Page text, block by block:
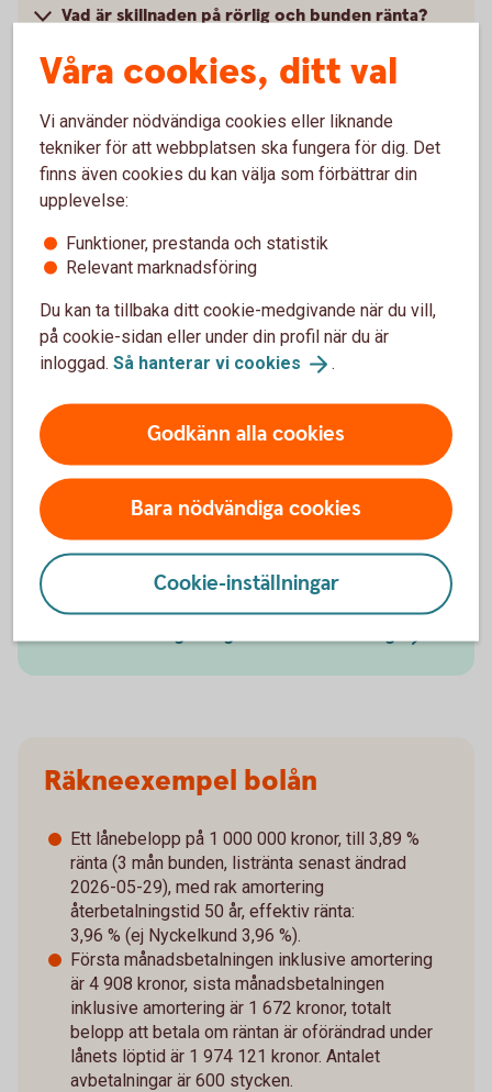
Vad är skillnaden på rörlig och bunden ränta?
Vad betyder bindningstid på bolån?
Vad är effektiv ränta?
Kontakta oss
Prata bolån med oss
Boka tid för rådgivningsmöte
Räkneexempel bolån
Ett lånebelopp på 1 000 000 kronor, till 3,89 %
ränta (3 mån bunden, listränta senast ändrad
2026-05-29), med rak amortering
återbetalningstid 50 år, effektiv ränta:
3,96 % (ej Nyckelkund 3,96 %).
Första månadsbetalningen inklusive amortering
är 4 908 kronor, sista månadsbetalningen
inklusive amortering är 1 672 kronor, totalt
belopp att betala om räntan är oförändrad under
lånets löptid är 1 974 121 kronor. Antalet
avbetalningar är 600 stycken.
Våra cookies, ditt val
Vi använder nödvändiga cookies eller liknande
tekniker för att webbplatsen ska fungera för dig. Det
finns även cookies du kan välja som förbättrar din
upplevelse:
Funktioner, prestanda och statistik
Relevant marknadsföring
Du kan ta tillbaka ditt cookie-medgivande när du vill,
på cookie-sidan eller under din profil när du är
inloggad. Så hanterar vi cookies .
Godkänn alla cookies
Bara nödvändiga cookies
Cookie-inställningar